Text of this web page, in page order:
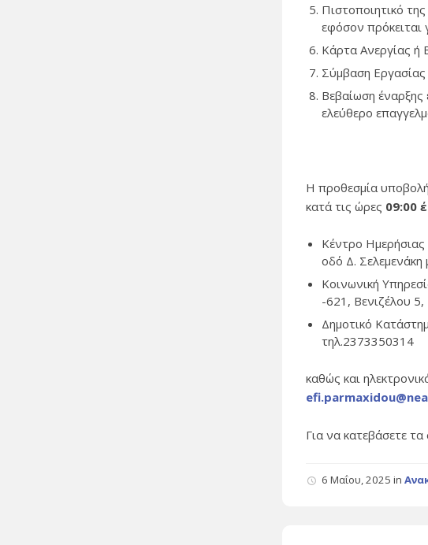
Πιστοποιητικό
εφόσον πρόκειται
Κάρτα Ανεργίας ή
Σύμβαση
Βεβαίωση έναρξης
ελεύθερο
Η προθεσμία
κατά τις ώρες 09:00
Κέντρο
οδό Δ. Σελεμενάκη
Κοινωνική
-621, Βενιζέλου
Δημοτικό
τηλ.2373350314
καθώς και
Για να κατεβάσετε
6 Μαΐου, 2025in